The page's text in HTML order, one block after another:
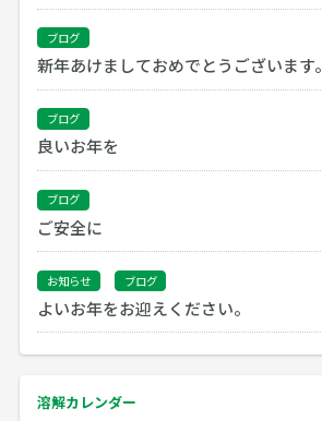
ブログ
新年あけましておめでとうございます。
ブログ
良いお年を
ブログ
ご安全に
お知らせ ブログ
よいお年をお迎えください。
溶解カレンダー